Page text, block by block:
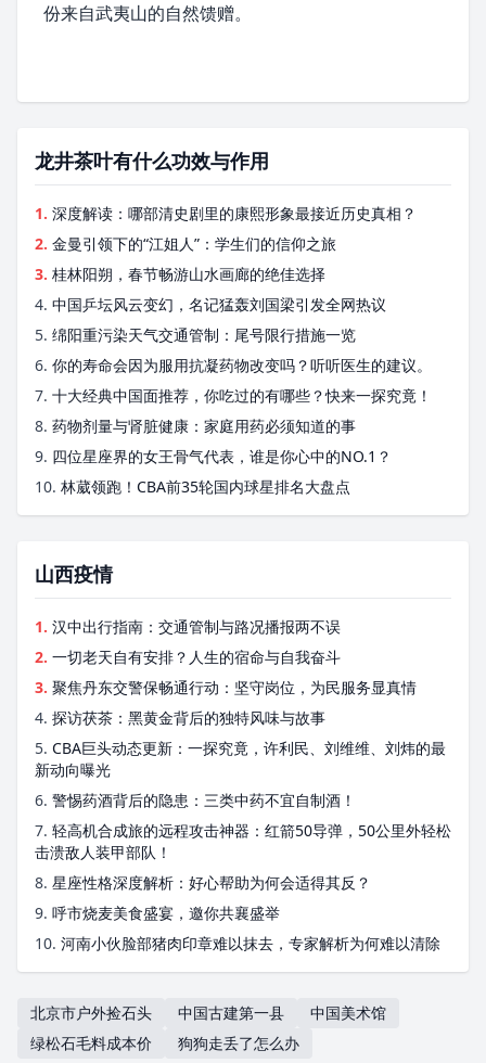
份来自武夷山的自然馈赠。
龙井茶叶有什么功效与作用
1. 深度解读：哪部清史剧里的康熙形象最接近历史真相？
2. 金曼引领下的“江姐人”：学生们的信仰之旅
3. 桂林阳朔，春节畅游山水画廊的绝佳选择
4. 中国乒坛风云变幻，名记猛轰刘国梁引发全网热议
5. 绵阳重污染天气交通管制：尾号限行措施一览
6. 你的寿命会因为服用抗凝药物改变吗？听听医生的建议。
7. 十大经典中国面推荐，你吃过的有哪些？快来一探究竟！
8. 药物剂量与肾脏健康：家庭用药必须知道的事
9. 四位星座界的女王骨气代表，谁是你心中的NO.1？
10. 林葳领跑！CBA前35轮国内球星排名大盘点
山西疫情
1. 汉中出行指南：交通管制与路况播报两不误
2. 一切老天自有安排？人生的宿命与自我奋斗
3. 聚焦丹东交警保畅通行动：坚守岗位，为民服务显真情
4. 探访茯茶：黑黄金背后的独特风味与故事
5. CBA巨头动态更新：一探究竟，许利民、刘维维、刘炜的最
新动向曝光
6. 警惕药酒背后的隐患：三类中药不宜自制酒！
7. 轻高机合成旅的远程攻击神器：红箭50导弹，50公里外轻松
击溃敌人装甲部队！
8. 星座性格深度解析：好心帮助为何会适得其反？
9. 呼市烧麦美食盛宴，邀你共襄盛举
10. 河南小伙脸部猪肉印章难以抹去，专家解析为何难以清除
北京市户外捡石头 中国古建第一县
中国美术馆
绿松石毛料成本价
狗狗走丢了怎么办